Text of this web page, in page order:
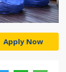
Apply Now